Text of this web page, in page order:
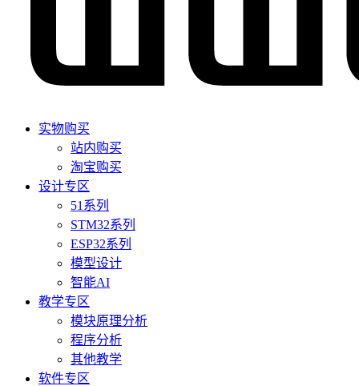
实物购买
站内购买
淘宝购买
设计专区
51系列
STM32系列
ESP32系列
模型设计
智能AI
教学专区
模块原理分析
程序分析
其他教学
软件专区